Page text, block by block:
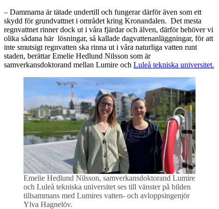
– Dammarna är tätade undertill och fungerar därför även som ett
skydd för grundvattnet i området kring Kronandalen. Det mesta
regnvattnet rinner dock ut i våra fjärdar och älven, därför behöver vi
olika sådana här lösningar, så kallade dagvattenanläggningar, för att
inte smutsigt regnvatten ska rinna ut i våra naturliga vatten runt
staden, berättar Emelie Hedlund Nilsson som är
samverkansdoktorand mellan Lumire och Luleå tekniska universitet.
Emelie Hedlund Nilsson, samverkansdoktorand Lumire
och Luleå tekniska universitet ses till vänster på bilden
tillsammans med Lumires vatten- och avloppsingenjör
Ylva Hagnelöv.